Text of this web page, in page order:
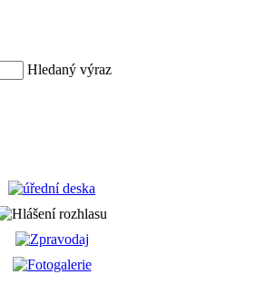
Hledaný výraz